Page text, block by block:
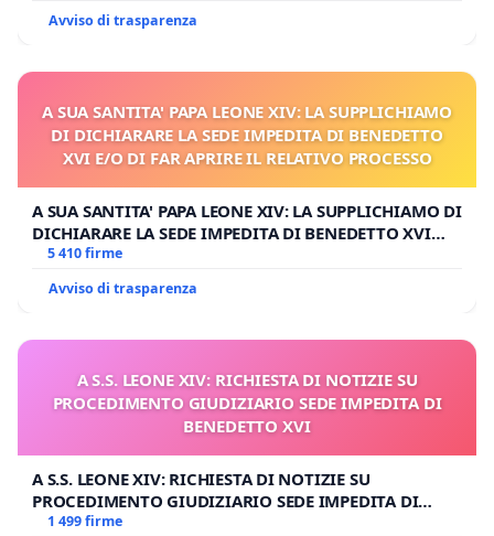
Avviso di trasparenza
A SUA SANTITA' PAPA LEONE XIV: LA SUPPLICHIAMO
DI DICHIARARE LA SEDE IMPEDITA DI BENEDETTO
XVI E/O DI FAR APRIRE IL RELATIVO PROCESSO
A SUA SANTITA' PAPA LEONE XIV: LA SUPPLICHIAMO DI
DICHIARARE LA SEDE IMPEDITA DI BENEDETTO XVI
E/O DI FAR APRIRE IL RELATIVO PROCESSO
5 410 firme
Avviso di trasparenza
A S.S. LEONE XIV: RICHIESTA DI NOTIZIE SU
PROCEDIMENTO GIUDIZIARIO SEDE IMPEDITA DI
BENEDETTO XVI
A S.S. LEONE XIV: RICHIESTA DI NOTIZIE SU
PROCEDIMENTO GIUDIZIARIO SEDE IMPEDITA DI
BENEDETTO XVI
1 499 firme